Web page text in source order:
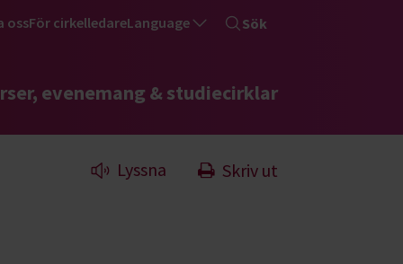
ossFör cirkelledareLanguage Sök
evenemang & studiecirklar
Lyssna Skriv ut